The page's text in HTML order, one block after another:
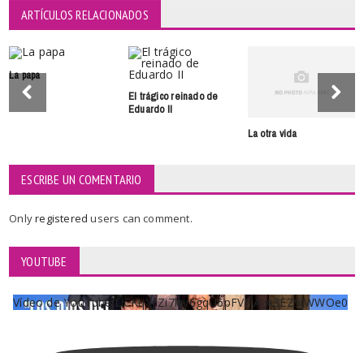
ARTÍCULOS RELACIONADOS
La papa
El trágico reinado de
Eduardo II
La otra vida
ESCRIBE UN COMENTARIO
Onlyregisteredusers can comment.
YOUTUBE
Vídeo de YouTube UCKqYjiZi7lzy6gqU6pFVFiA_A3EZ9JWWOe0